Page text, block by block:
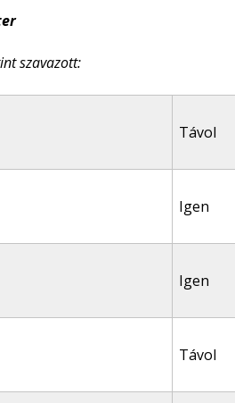
szavazott:
Távol
Igen
Igen
Távol